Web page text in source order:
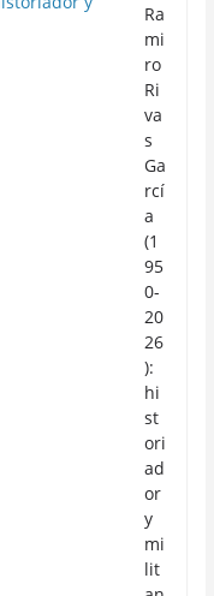
Ra
mi
ro
Ri
va
s
Ga
rcí
a
(1
95
0-
20
26
):
hi
st
ori
ad
or
y
mi
lit